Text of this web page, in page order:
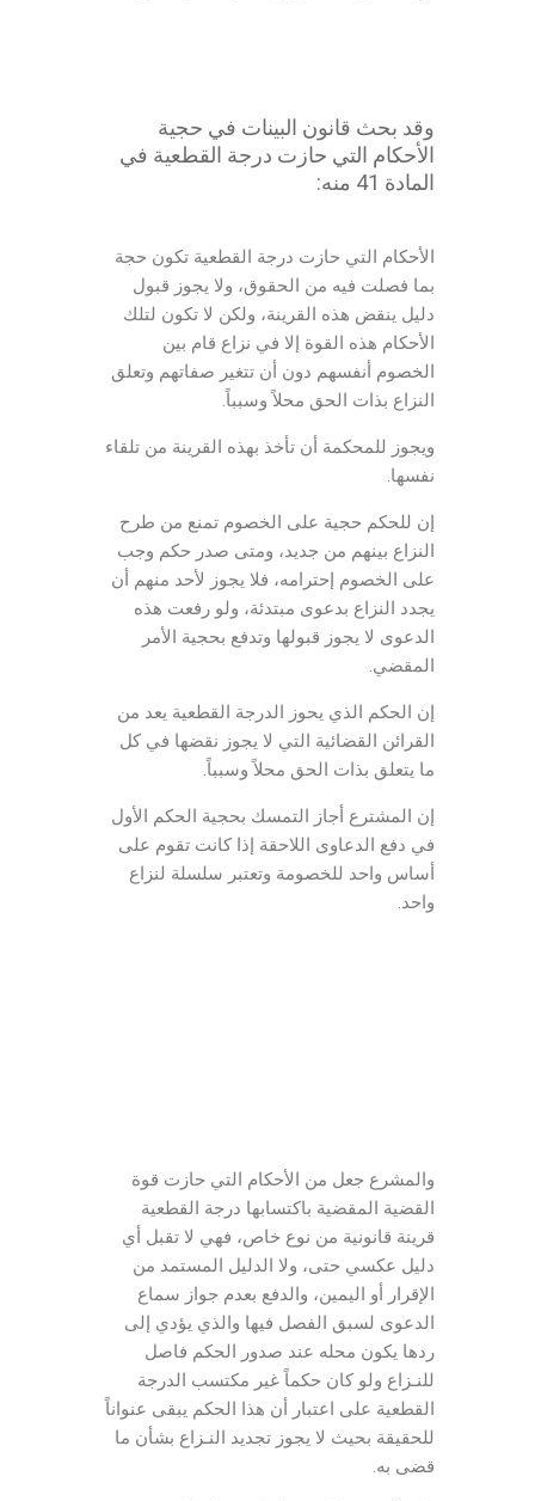
وقد بحث قانون البينات في حجية
الأحكام التي حازت درجة القطعية في
المادة 41 منه:
الأحكام التي حازت درجة القطعية تكون حجة
بما فصلت فيه من الحقوق، ولا يجوز قبول
دليل ينقض هذه القرينة، ولكن لا تكون لتلك
الأحكام هذه القوة إلا في نزاع قام بين
الخصوم أنفسهم دون أن تتغير صفاتهم وتعلق
النزاع بذات الحق محلاً وسبباً.
ويجوز للمحكمة أن تأخذ بهذه القرينة من تلقاء
نفسها.
إن للحكم حجية على الخصوم تمنع من طرح
النزاع بينهم من جديد، ومتى صدر حكم وجب
على الخصوم إحترامه، فلا يجوز لأحد منهم أن
يجدد النزاع بدعوى مبتدئة، ولو رفعت هذه
الدعوى لا يجوز قبولها وتدفع بحجية الأمر
المقضي.
إن الحكم الذي يحوز الدرجة القطعية يعد من
القرائن القضائية التي لا يجوز نقضها في كل
ما يتعلق بذات الحق محلاً وسبباً.
إن المشترع أجاز التمسك بحجية الحكم الأول
في دفع الدعاوى اللاحقة إذا كانت تقوم على
أساس واحد للخصومة وتعتبر سلسلة لنزاع
واحد.
والمشرع جعل من الأحكام التي حازت قوة
القضية المقضية باكتسابها درجة القطعية
قرينة قانونية من نوع خاص، فهي لا تقبل أي
دليل عكسي حتى، ولا الدليل المستمد من
الإقرار أو اليمين، والدفع بعدم جواز سماع
الدعوى لسبق الفصل فيها والذي يؤدي إلى
ردها يكون محله عند صدور الحكم فاصل
للنـزاع ولو كان حكماً غير مكتسب الدرجة
القطعية على اعتبار أن هذا الحكم يبقى عنواناً
للحقيقة بحيث لا يجوز تجديد النـزاع بشأن ما
قضى به.